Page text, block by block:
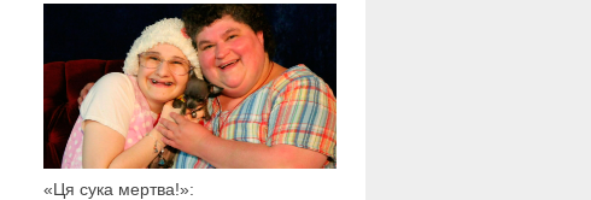
«Ця сука мертва!»:
537 753